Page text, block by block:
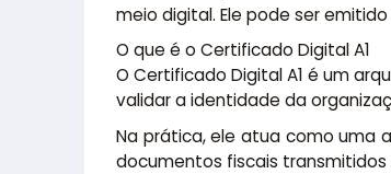
meio digital. Ele pode ser
O que é o Certificado Digital A1
O Certificado Digital A1 é um
validar a identidade da
Na prática, ele atua como uma
documentos fiscais transmitidos